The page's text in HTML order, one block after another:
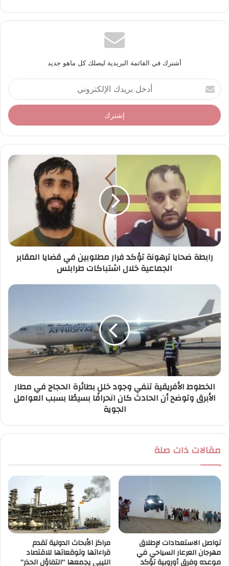
أشترك في القائمة البريدية ليصلك كل ماهو جديد
أ
د
خ
ل
ر
د
إ
ل
ت
ر
رابطة ضحايا ترهونة تؤكد فرار مطلوبين في قضايا المقابر
الجماعية خلال اشتباكات طرابلس
الخطوط الأفريقية تنفي وجود خلل بطائرة الحجاج في مطار
الأبرق وتوضح أن الحادث كان انحرافًا بسيطًا بسبب العوامل
الجوية
مقالات ذات صلة
تواصل الاستعدادات لإطلاق
مهرجان العرعار السياحي في
موعده وفرق أوروبية تؤكد
مراكز الأبحاث الدولية تقدم
قراءاتها وتوقعاتها للاقتصاد
الليبي يجمعها “التفاؤل الحذر”